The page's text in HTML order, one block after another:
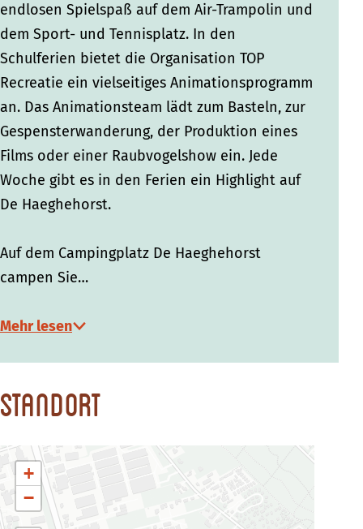
endlosen Spielspaß auf dem Air-Trampolin und
dem Sport- und Tennisplatz. In den
Schulferien bietet die Organisation TOP
Recreatie ein vielseitiges Animationsprogramm
an. Das Animationsteam lädt zum Basteln, zur
Gespensterwanderung, der Produktion eines
Films oder einer Raubvogelshow ein. Jede
Woche gibt es in den Ferien ein Highlight auf
De Haeghehorst.
Auf dem Campingplatz De Haeghehorst
campen Sie…
Mehr lesen
Standort
+
−